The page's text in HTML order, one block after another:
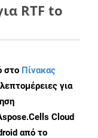
RTF to
στο Πίνακας
για
Cloud
από το